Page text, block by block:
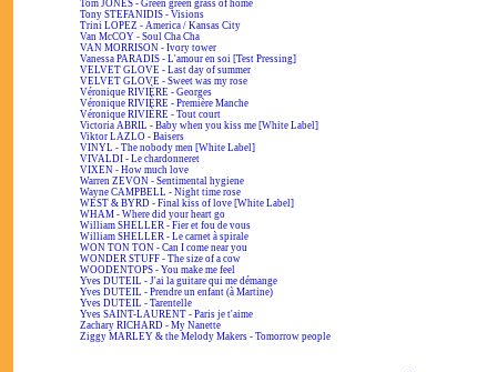
Tom JONES - Green green grass of home
Tony STEFANIDIS - Visions
Trini LOPEZ - America / Kansas City
Van McCOY - Soul Cha Cha
VAN MORRISON - Ivory tower
Vanessa PARADIS - L'amour en soi [Test Pressing]
VELVET GLOVE - Last day of summer
VELVET GLOVE - Sweet was my rose
Véronique RIVIÈRE - Georges
Véronique RIVIÈRE - Première Manche
Véronique RIVIÈRE - Tout court
Victoria ABRIL - Baby when you kiss me [White Label]
Viktor LAZLO - Baisers
VINYL - The nobody men [White Label]
VIVALDI - Le chardonneret
VIXEN - How much love
Warren ZEVON - Sentimental hygiene
Wayne CAMPBELL - Night time rose
WEST & BYRD - Final kiss of love [White Label]
WHAM - Where did your heart go
William SHELLER - Fier et fou de vous
William SHELLER - Le carnet à spirale
WON TON TON - Can I come near you
WONDER STUFF - The size of a cow
WOODENTOPS - You make me feel
Yves DUTEIL - J'ai la guitare qui me démange
Yves DUTEIL - Prendre un enfant (à Martine)
Yves DUTEIL - Tarentelle
Yves SAINT-LAURENT - Paris je t'aime
Zachary RICHARD - My Nanette
Ziggy MARLEY & the Melody Makers - Tomorrow people